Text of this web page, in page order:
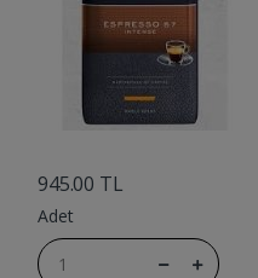
945.00 TL
Adet